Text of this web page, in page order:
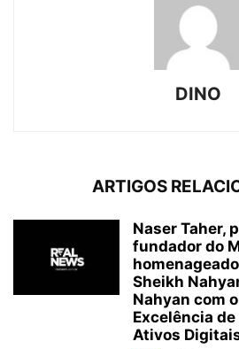
DINO
ARTIGOS
Naser Taher,
fundador do
Sheikh
Nahyan com
Excelência de
Ativos